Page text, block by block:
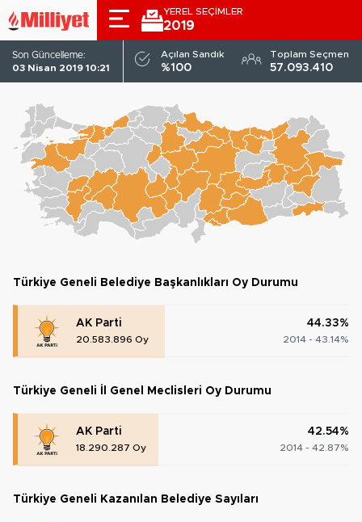
YEREL SEÇİMLER
2019
Son Güncelleme:
03 Nisan 2019 10:21
Açılan Sandık
%100
Toplam Seçmen
57.093.410
TÜRKIYE GENELI ADAYLAR PARTILER
AK Parti
Türkiye Geneli Belediye Başkanlıkları Oy Durumu
AK Parti
20.583.896 Oy
44.33%
2014 - 43.14%
Türkiye Geneli İl Genel Meclisleri Oy Durumu
AK Parti
18.290.287 Oy
42.54%
2014 - 42.87%
Türkiye Geneli Kazanılan Belediye Sayıları